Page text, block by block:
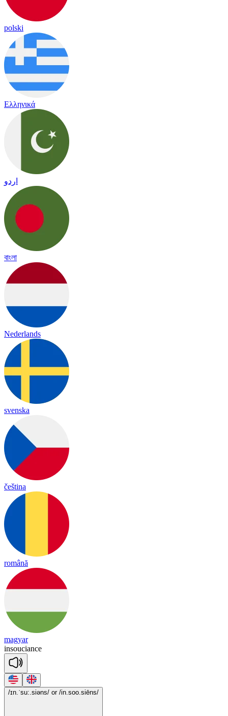
polski
Ελληνικά
اردو
বাংলা
Nederlands
svenska
čeština
română
magyar
insouciance
/ɪn.ˈsu:.siəns/ or /in.soo.siēns/